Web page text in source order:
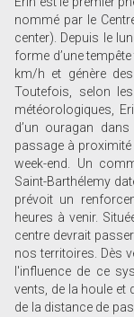
nommé par le
center). Depuis le
forme d’une
km/h et génère
Toutefois, selon
météorologiques,
d’un ouragan
passage à
week-end. Un
Saint-Barthélemy
prévoit un
heures à venir.
centre devrait
nos territoires. Dès
l'influence de ce
vents, de la houle et
de la distance de